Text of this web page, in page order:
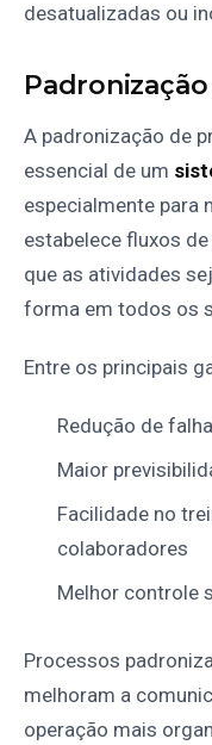
desatualizadas ou
A padronização de
essencial de um
especialmente para
estabelece fluxos
que as atividades
forma em todos os
Entre os principais
Redução de
Maior
Facilidade no
colaboradores
Melhor controle
Processos
melhoram a
operação mais